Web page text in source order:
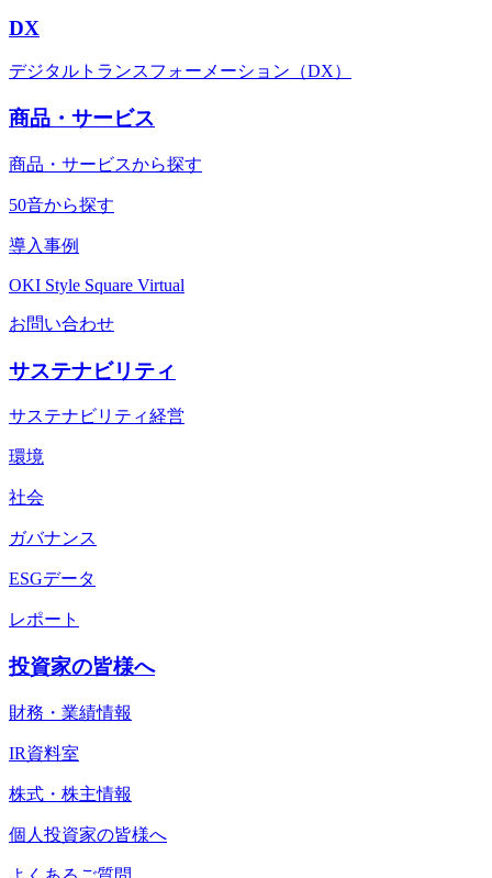
DX
デジタルトランスフォーメーション（DX）
商品・サービス
商品・サービスから探す
50音から探す
導入事例
OKI Style Square Virtual
お問い合わせ
サステナビリティ
サステナビリティ経営
環境
社会
ガバナンス
ESGデータ
レポート
投資家の皆様へ
財務・業績情報
IR資料室
株式・株主情報
個人投資家の皆様へ